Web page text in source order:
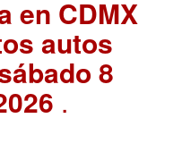
en CDMX
autos
8
.